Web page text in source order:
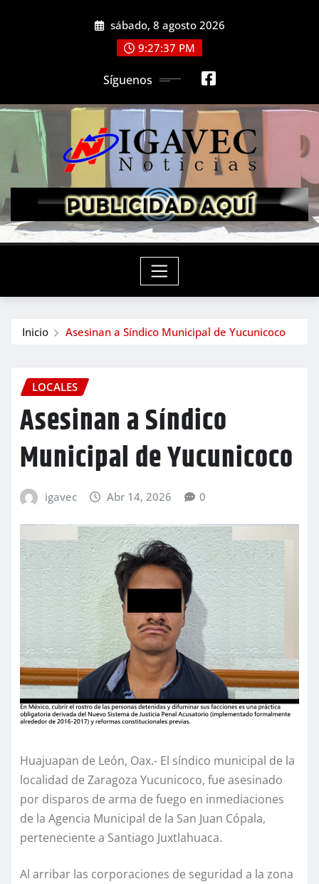
sábado, 8 agosto 2026
9:27:39 PM
Síguenos
Inicio Asesinan a Síndico Municipal de Yucunicoco
LOCALES
Asesinan a Síndico
Municipal de Yucunicoco
igavec Abr 14, 2026 0
Huajuapan de León, Oax.- El síndico municipal de la
localidad de Zaragoza Yucunicoco, fue asesinado
por disparos de arma de fuego en inmediaciones
de la Agencia Municipal de la San Juan Cópala,
perteneciente a Santiago Juxtlahuaca.
Al arribar las corporaciones de seguridad a la zona